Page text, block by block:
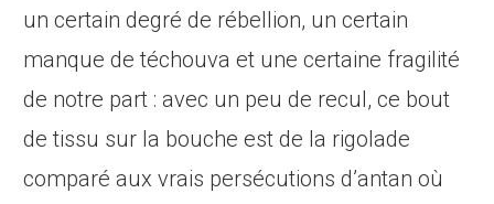
un certain degré de rébellion, un certain
manque de téchouva et une certaine fragilité
de notre part : avec un peu de recul, ce bout
de tissu sur la bouche est de la rigolade
comparé aux vrais persécutions d’antan où